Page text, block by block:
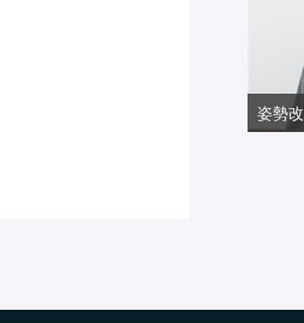
姿勢